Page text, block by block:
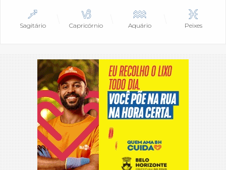
Sagitário Capricórnio Aquário Peixes